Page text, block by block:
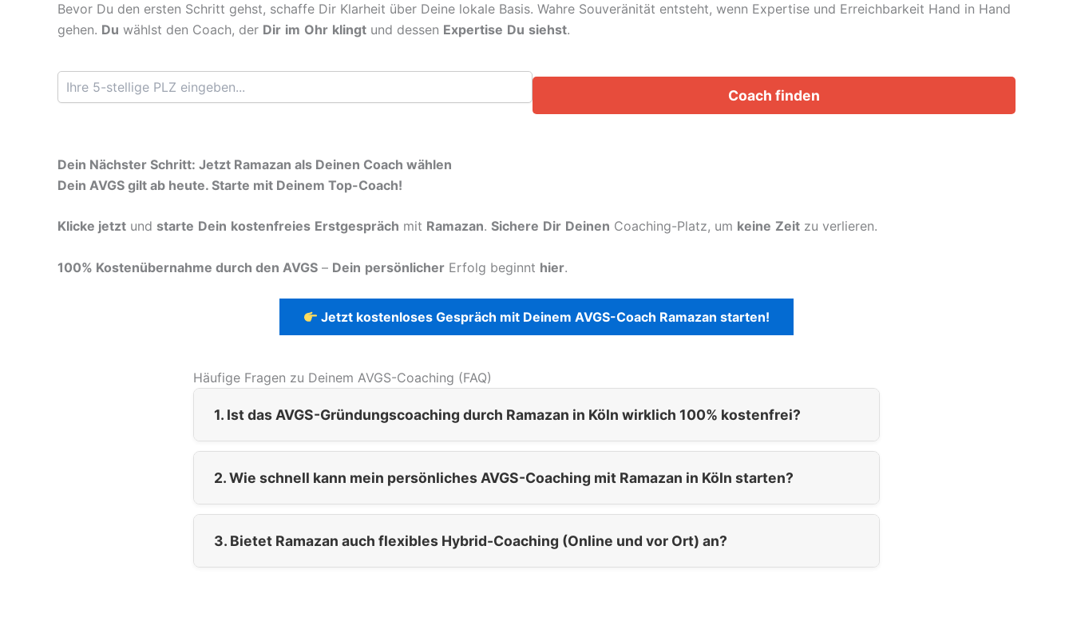
Bevor Du den ersten Schritt gehst, schaffe Dir Klarheit über Deine lokale Basis. Wahre Souveränität entsteht, wenn Expertise und Erreichbarkeit Hand in Hand
gehen. Du wählst den Coach, der Dir im Ohr klingt und dessen Expertise Du siehst.
Coach finden
Dein Nächster Schritt: Jetzt Ramazan als Deinen Coach wählen
Dein AVGS gilt ab heute. Starte mit Deinem Top-Coach!
Klicke jetzt und starte Dein kostenfreies Erstgespräch mit Ramazan. Sichere Dir Deinen Coaching-Platz, um keine Zeit zu verlieren.
100% Kostenübernahme durch den AVGS – Dein persönlicher Erfolg beginnt hier.
Jetzt kostenloses Gespräch mit Deinem AVGS-Coach Ramazan starten!
Häufige Fragen zu Deinem AVGS-Coaching (FAQ)
1. Ist das AVGS-Gründungscoaching durch Ramazan in Köln wirklich 100% kostenfrei?
2. Wie schnell kann mein persönliches AVGS-Coaching mit Ramazan in Köln starten?
3. Bietet Ramazan auch flexibles Hybrid-Coaching (Online und vor Ort) an?